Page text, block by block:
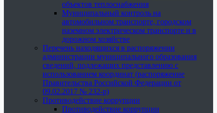
объектов теплоснабжения
Муниципальный контроль на
автомобильном транспорте, городском
наземном электрическом транспорте и в
дорожном хозяйстве
Перечень находящихся в распоряжении
администрации муниципального образования
сведений, подлежащих представлению с
использованием координат (распоряжение
Правительства Российской Федерации от
09.02.2017 № 232-р)
Противодействие коррупции
Противодействие коррупции